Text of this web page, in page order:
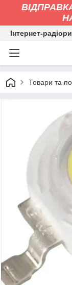
Інтернет-
Товари та